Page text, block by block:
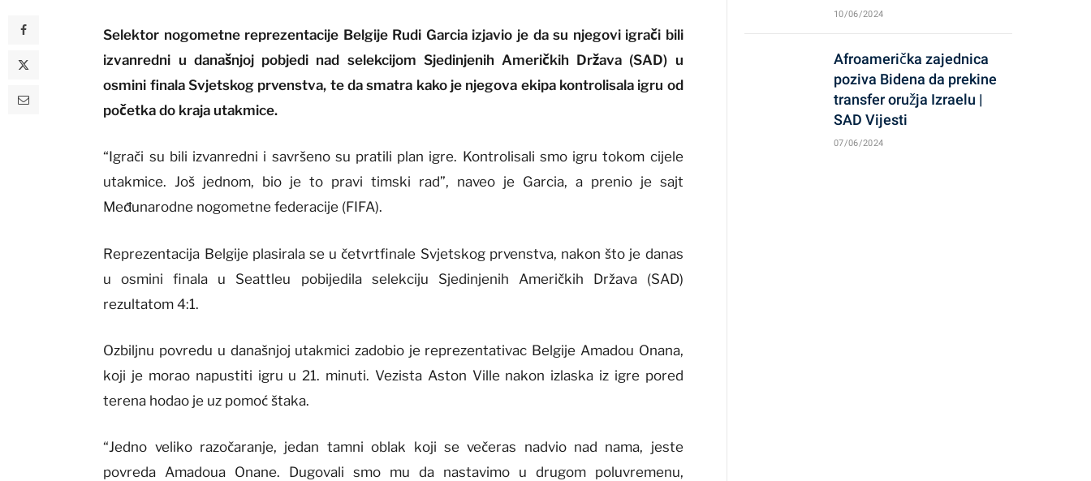
Selektor nogometne reprezentacije Belgije Rudi Garcia izjavio je da su njegovi igrači bili
izvanredni u današnjoj pobjedi nad selekcijom Sjedinjenih Američkih Država (SAD) u
osmini finala Svjetskog prvenstva, te da smatra kako je njegova ekipa kontrolisala igru od
početka do kraja utakmice.
“Igrači su bili izvanredni i savršeno su pratili plan igre. Kontrolisali smo igru tokom cijele
utakmice. Još jednom, bio je to pravi timski rad”, naveo je Garcia, a prenio je sajt
Međunarodne nogometne federacije (FIFA).
Reprezentacija Belgije plasirala se u četvrtfinale Svjetskog prvenstva, nakon što je danas
u osmini finala u Seattleu pobijedila selekciju Sjedinjenih Američkih Država (SAD)
rezultatom 4:1.
Ozbiljnu povredu u današnjoj utakmici zadobio je reprezentativac Belgije Amadou Onana,
koji je morao napustiti igru u 21. minuti. Vezista Aston Ville nakon izlaska iz igre pored
terena hodao je uz pomoć štaka.
“Jedno veliko razočaranje, jedan tamni oblak koji se večeras nadvio nad nama, jeste
povreda Amadoua Onane. Dugovali smo mu da nastavimo u drugom poluvremenu,
10/06/2024
Afroamerička zajednica
poziva Bidena da prekine
transfer oružja Izraelu |
SAD Vijesti
07/06/2024